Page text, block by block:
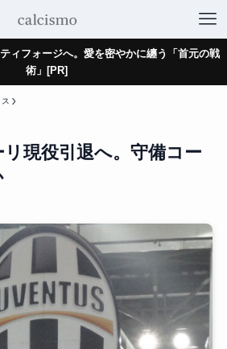
ィフォージへ。愛を密やかに纏う「首元の戦
術」[PR]
現役引退へ。守備コー